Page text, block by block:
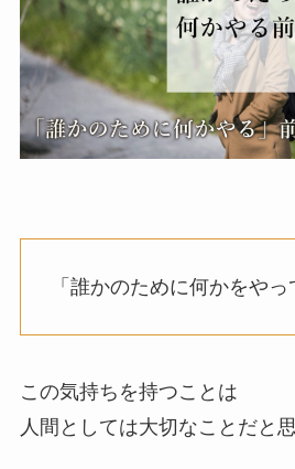
「誰かのために何かをやっ
この気持ちを持つことは
人間としては大切なことだと思